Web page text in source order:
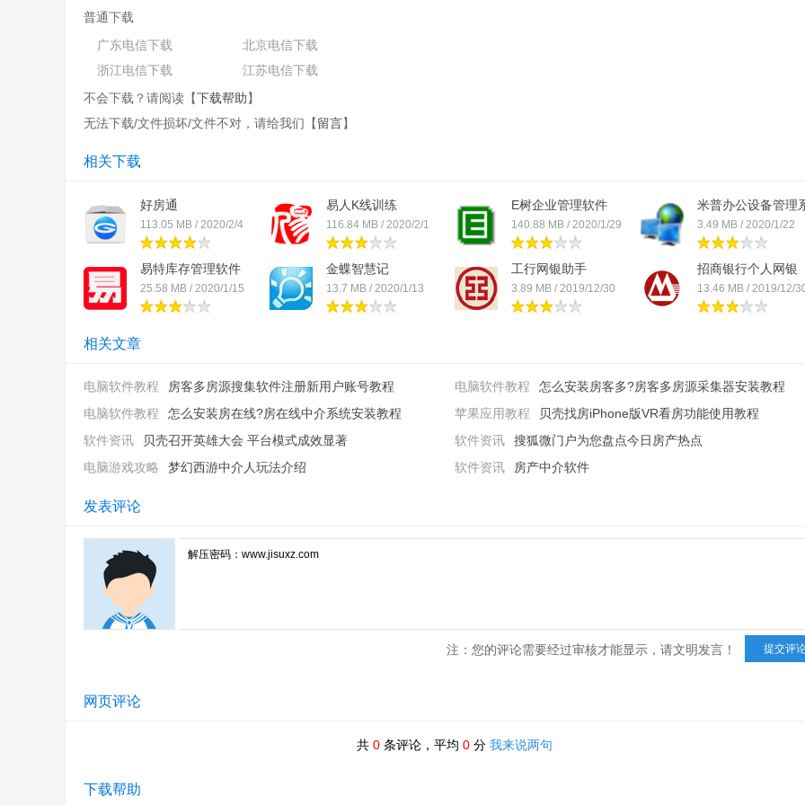
户数字画像的能力，助力经纪人提供更优质的服务。
合作网络的利益保障与效率提升
系统内置多种联卖网络下的角色分配与费率规则设置，可强保障合作各方的利益安全，同时支持跨门店跨品牌的房客源推
合作维护的场景下，由系统自动锁定角色关系，成交后自动分配业绩。
普通下载
广东电信下载
北京电信下载
浙江电信下载
江苏电信下载
不会下载？请阅读【下载帮助】
无法下载/文件损坏/文件不对，请给我们【留言】
相关下载
好房通
113.05 MB / 2020/2/4
易人K线训练
116.84 MB / 2020/2/1
E树企业管理软件
140.88 MB / 2020/1/29
米普办公设备管理
统
3.49 MB / 2020/1/22
易特库存管理软件
25.58 MB / 2020/1/15
金蝶智慧记
13.7 MB / 2020/1/13
工行网银助手
3.89 MB / 2019/12/30
招商银行个人网银
13.46 MB / 2019/12/
相关文章
电脑软件教程 房客多房源搜集软件注册新用户账号教程 电脑软件教程
怎么安装房客多?房客多房源采集器安装教程
电脑软件教程
怎么安装房在线?房在线中介系统安装教程 苹果应用教程
贝壳找房iPhone版VR看房功能使用教程
软件资讯
贝壳召开英雄大会 平台模式成效显著 软件资讯
搜狐微门户为您盘点今日房产热点
电脑游戏攻略
梦幻西游中介人玩法介绍 软件资讯 房产中介软件
发表评论
注：您的评论需要经过审核才能显示，请文明发言！
网页评论
共 0 条评论，平均 0 分 我来说两句
下载帮助